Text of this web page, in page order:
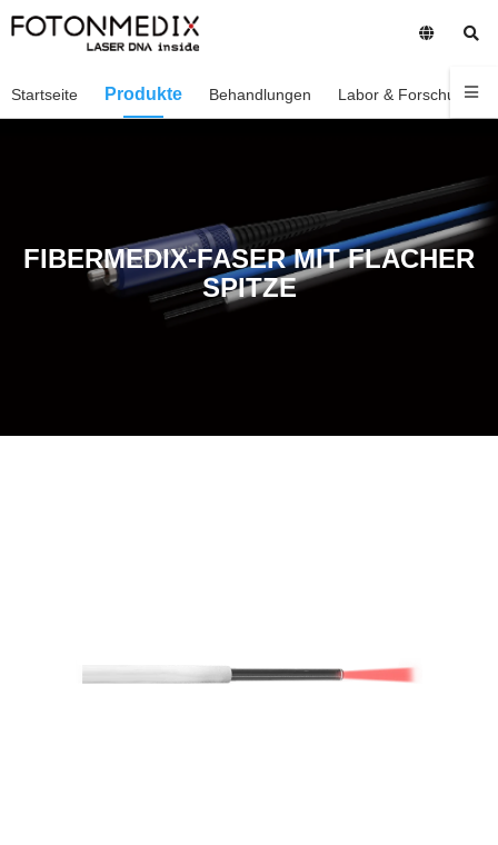
Startseite Produkte Behandlungen Labor & Forschung
FIBERMEDIX-FASER MIT FLACHER
SPITZE